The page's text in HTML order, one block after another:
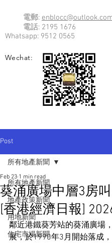
電郵:
電話: 2195 1676
Whatsapp: 9512 0565
Wechat:
Post
所有地產新聞
地產政策新聞
用地新聞
住宅市場新聞
所有地產新聞
葵涌廣場中層3房
[香港經濟日報]
Feb 23 1 min read
鄰近港鐵葵芳站的葵涌廣場
展，於1990年3月開始落成